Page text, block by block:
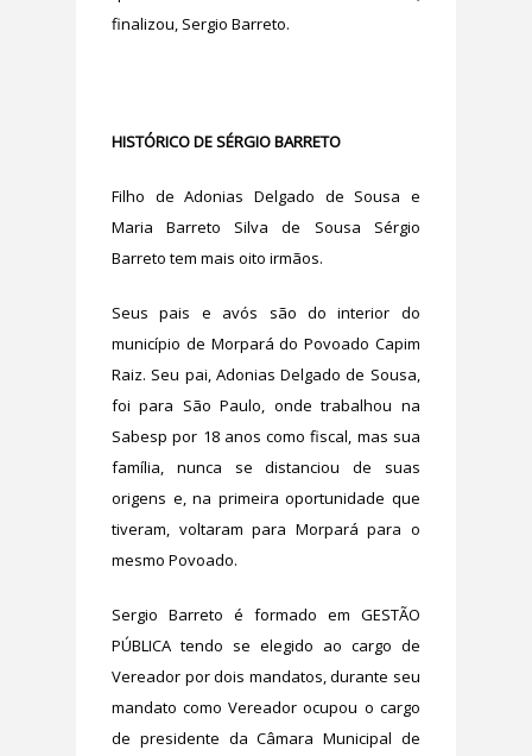
finalizou, Sergio Barreto.
HISTÓRICO DE SÉRGIO BARRETO
Filho de Adonias Delgado de Sousa e
Maria Barreto Silva de Sousa Sérgio
Barreto tem mais oito irmãos.
Seus pais e avós são do interior do
município de Morpará do Povoado Capim
Raiz. Seu pai, Adonias Delgado de Sousa,
foi para São Paulo, onde trabalhou na
Sabesp por 18 anos como fiscal, mas sua
família, nunca se distanciou de suas
origens e, na primeira oportunidade que
tiveram, voltaram para Morpará para o
mesmo Povoado.
Sergio Barreto é formado em GESTÃO
PÚBLICA tendo se elegido ao cargo de
Vereador por dois mandatos, durante seu
mandato como Vereador ocupou o cargo
de presidente da Câmara Municipal de